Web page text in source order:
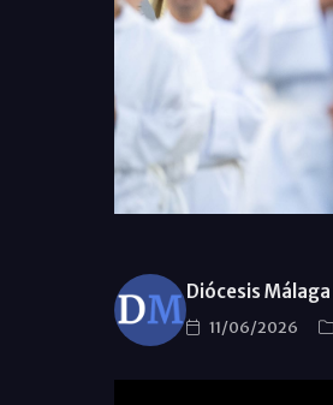
Diócesis Málaga
11/06/2026